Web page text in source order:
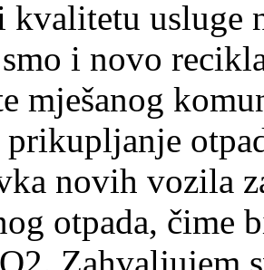
usluge
i novo
mješanog
novih vozila
otpada, čime
Zahvaljujem